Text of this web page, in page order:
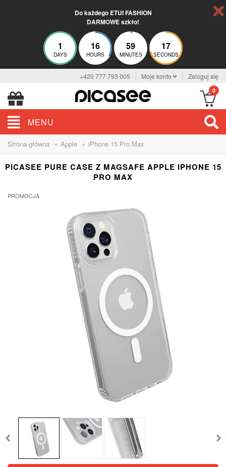
Do każdego ETUI FASHION
DARMOWE szkło!
1
DAYS
16
HOURS
59
MINUTES
16
SECONDS
+420 777 793 005 Moje konto Zaloguj się
0
MENU
Strona główna » Apple » iPhone 15 Pro Max
PICASEE PURE CASE Z MAGSAFE APPLE IPHONE 15
PRO MAX
PROMOCJA